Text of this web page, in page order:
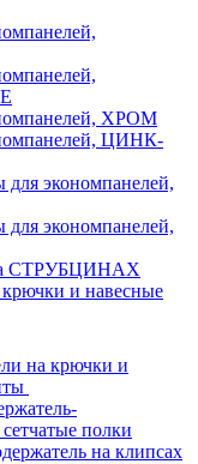
ХРОМ
ЦИНК-
экономпанелей,
экономпанелей,
СТРУБЦИНАХ
и навесные
на крючки и
полки
на клипсах